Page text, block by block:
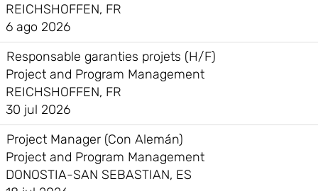
REICHSHOFFEN, FR
6 ago 2026
Responsable garanties projets (H/F)
Project and Program Management
REICHSHOFFEN, FR
30 jul 2026
Project Manager (Con Alemán)
Project and Program Management
DONOSTIA-SAN SEBASTIAN, ES